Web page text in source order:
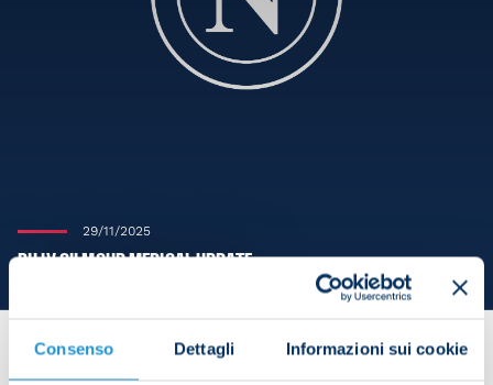
Consenso Dettagli Informazioni sui cookie
29/11/2025
BILLY GILMOUR MEDICAL UPDATE